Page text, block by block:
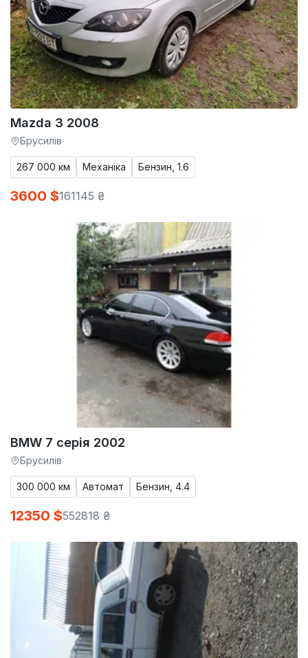
Mazda 3 2008
Брусилів
267 000 км Механіка Бензин, 1.6
3600 $161145 ₴
BMW 7 серія 2002
Брусилів
300 000 км Автомат Бензин, 4.4
12350 $552818 ₴